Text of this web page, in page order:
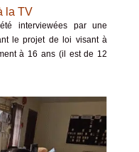
la TV
interviewées par une
le projet de loi visant à
à 16 ans (il est de 12